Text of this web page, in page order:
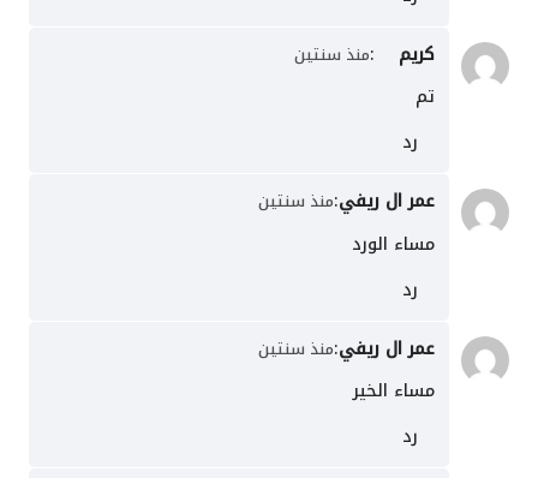
كريم
:منذ سنتين
تم
رد
عمر ال ريفي:منذ سنتين
مساء الورد
رد
عمر ال ريفي:منذ سنتين
مساء الخير
رد